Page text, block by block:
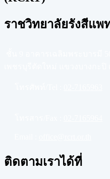
ราชวิทยาลัยรังสีแพ
ติดตามเราได้ที่